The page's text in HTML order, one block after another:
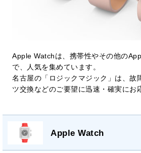
Apple Watchは、携帯性やその他の
で、人気を集めています。
名古屋の「ロジックマジック」は、故
ツ交換などのご要望に迅速・確実にお
Apple Watch